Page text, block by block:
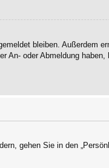
bleiben. Außerdem
An- oder Abmeldung
gehen Sie in den